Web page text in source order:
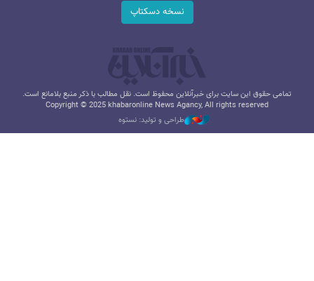
نسخه دسکتاپ
تمامی حقوق این سایت برای خبرآنلاین محفوظ است. نقل مطالب با ذکر منبع بلامانع است.
Copyright © 2025 khabaronline News Agancy, All rights reserved
طراحی و تولید: نستوه